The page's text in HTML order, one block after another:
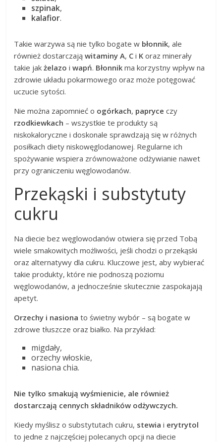
szpinak,
kalafior.
Takie warzywa są nie tylko bogate w błonnik, ale
również dostarczająwitaminy A, C i K oraz minerały
takie jakżelazo iwapń. Błonnik ma korzystny wpływ na
zdrowie układu pokarmowego oraz może potęgować
uczucie sytości.
Nie można zapomnieć o ogórkach, papryce czy
rzodkiewkach – wszystkie te produkty są
niskokaloryczne i doskonale sprawdzają się w różnych
posiłkach diety niskowęglodanowej. Regularne ich
spożywanie wspiera zrównoważone odżywianie nawet
przy ograniczeniu węglowodanów.
Przekąski i substytuty
cukru
Na diecie bez węglowodanów otwiera się przed Tobą
wiele smakowitych możliwości, jeśli chodzi o przekąski
oraz alternatywy dla cukru. Kluczowe jest, aby wybierać
takie produkty, które nie podnoszą poziomu
węglowodanów, a jednocześnie skutecznie zaspokajają
apetyt.
Orzechy i nasiona to świetny wybór – są bogate w
zdrowe tłuszcze oraz białko. Na przykład:
migdały,
orzechy włoskie,
nasiona chia.
Nie tylko smakują wyśmienicie, ale również
dostarczają cennych składników odżywczych.
Kiedy myślisz o substytutach cukru, stewia i erytrytol
to jedne z najczęściej polecanych opcji na diecie